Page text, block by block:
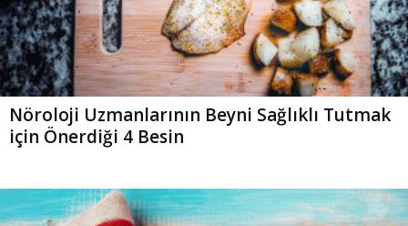
Nöroloji Uzmanlarının Beyni Sağlıklı Tutmak
için Önerdiği 4 Besin